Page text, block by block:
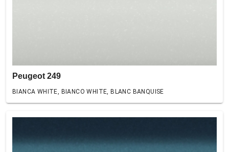
Peugeot 249
BIANCA WHITE, BIANCO WHITE, BLANC BANQUISE